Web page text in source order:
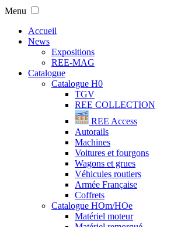
Menu
Accueil
News
Expositions
REE-MAG
Catalogue
Catalogue H0
TGV
REE COLLECTION
REE Access
Autorails
Machines
Voitures et fourgons
Wagons et grues
Véhicules routiers
Armée Française
Coffrets
Catalogue HOm/HOe
Matériel moteur